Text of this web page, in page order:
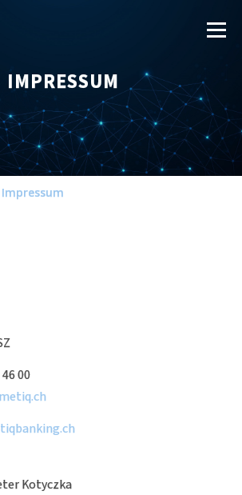
Menü
NEWS JOBS ÜBER UNS
IMPRESSUM
Impressum
00
Kotyczka